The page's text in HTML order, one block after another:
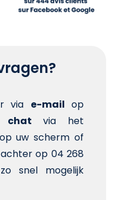
via e-mail op
chat via het
uw scherm of
achter op 04 268
snel mogelijk